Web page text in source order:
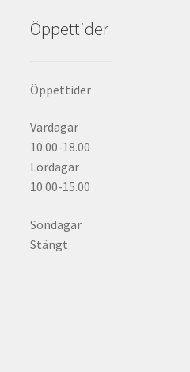
Öppettider
Öppettider
Vardagar
10.00-18.00
Lördagar
10.00-15.00
Söndagar
Stängt